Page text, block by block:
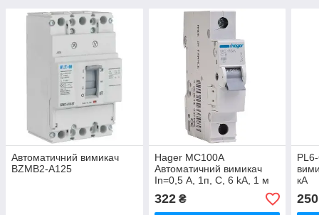
Автоматичний вимикач
BZMB2-A125
Hager MC100A
Автоматичний вимикач
In=0,5 А, 1п, С, 6 kA, 1 м
322₴
кА
250